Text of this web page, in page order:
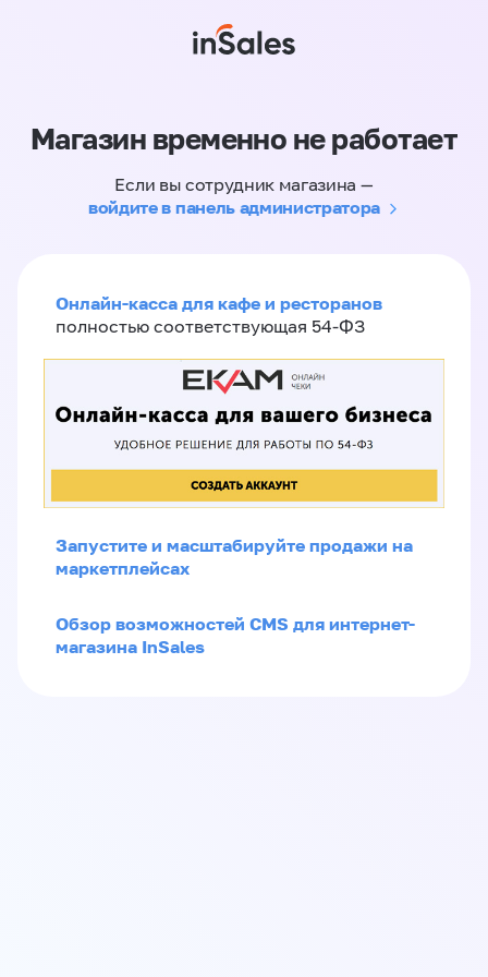
Магазин временно не работает
Если вы сотрудник магазина —
войдите в панель администратора
Онлайн-касса для кафе и ресторанов
полностью соответствующая 54-ФЗ
Запустите и масштабируйте продажи на
маркетплейсах
Обзор возможностей CMS для интернет-
магазина InSales